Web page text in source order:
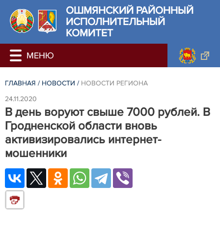
ОШМЯНСКИЙ РАЙОННЫЙ
ИСПОЛНИТЕЛЬНЫЙ
КОМИТЕТ
ГЛАВНАЯ / НОВОСТИ / НОВОСТИ РЕГИОНА
24.11.2020
В день воруют свыше 7000 рублей. В
Гродненской области вновь
активизировались интернет-
мошенники